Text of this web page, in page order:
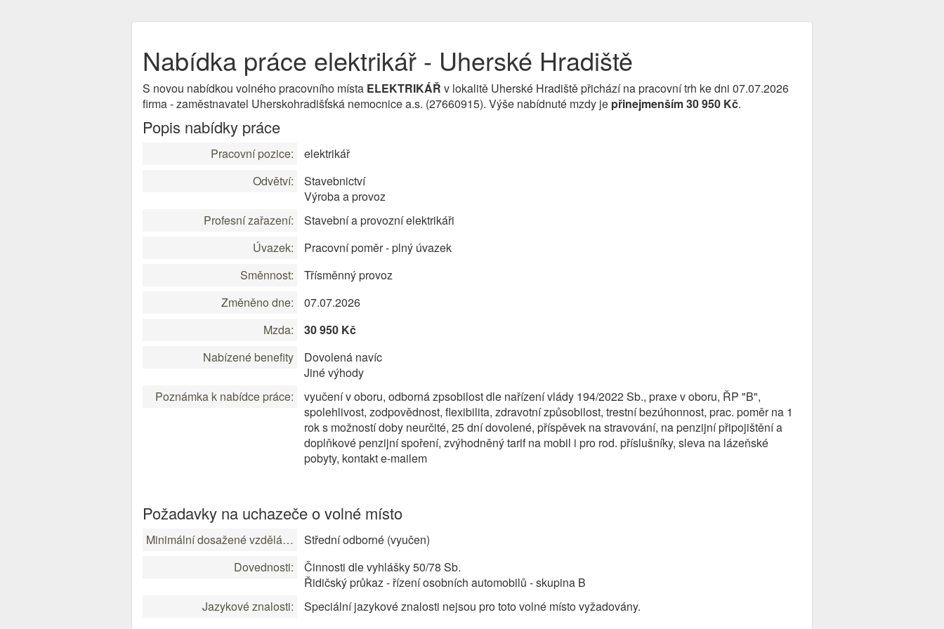
Nabídka práce elektrikář - Uherské Hradiště
S novou nabídkou volného pracovního místa ELEKTRIKÁŘ v lokalitě Uherské Hradiště přichází na pracovní trh ke dni 07.07.2026
firma - zaměstnavatel Uherskohradišťská nemocnice a.s. (27660915). Výše nabídnuté mzdy je přinejmenším 30 950 Kč.
Popis nabídky práce
Pracovní pozice:
elektrikář
Odvětví:
Stavebnictví
Výroba a provoz
Profesní zařazení:
Stavební a provozní elektrikáři
Úvazek:
Pracovní poměr - plný úvazek
Směnnost:
Třísměnný provoz
Změněno dne:
07.07.2026
Mzda:
30 950 Kč
Nabízené benefity
Dovolená navíc
Jiné výhody
Poznámka k nabídce práce:
vyučení v oboru, odborná zpsobilost dle nařízení vlády 194/2022 Sb., praxe v oboru, ŘP "B",
spolehlivost, zodpovědnost, flexibilita, zdravotní způsobilost, trestní bezúhonnost, prac. poměr na 1
rok s možností doby neurčité, 25 dní dovolené, příspěvek na stravování, na penzijní připojištění a
doplňkové penzijní spoření, zvýhodněný tarif na mobil i pro rod. příslušníky, sleva na lázeňské
pobyty, kontakt e-mailem
Požadavky na uchazeče o volné místo
Minimální dosažené vzdělání:
Střední odborné (vyučen)
Dovednosti:
Činnosti dle vyhlášky 50/78 Sb.
Řidičský průkaz - řízení osobních automobilů - skupina B
Jazykové znalosti:
Speciální jazykové znalosti nejsou pro toto volné místo vyžadovány.